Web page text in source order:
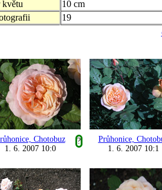
květu
10 cm
19
Chotobuz
?
1. 6. 2007 10:0
Průhonice,
1. 6. 2007 10:1